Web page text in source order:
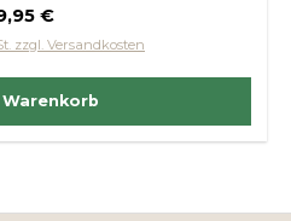
Preis:
€
zzgl. Versandkosten